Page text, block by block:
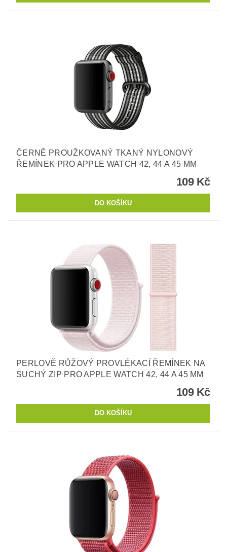
ČERNĚ PROUŽKOVANÝ TKANÝ NYLONOVÝ
ŘEMÍNEK PRO APPLE WATCH 42, 44 A 45 MM
109 Kč
PERLOVĚ RŮŽOVÝ PROVLÉKACÍ ŘEMÍNEK NA
SUCHÝ ZIP PRO APPLE WATCH 42, 44 A 45 MM
109 Kč